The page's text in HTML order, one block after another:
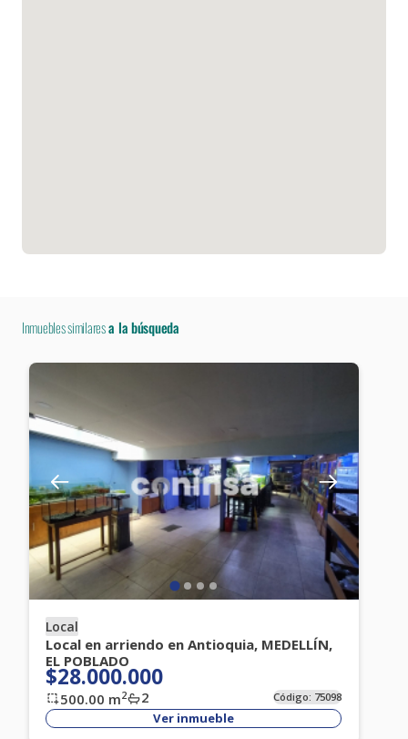
Inmuebles similaresa la búsqueda
Local
Local en arriendo en Antioquia, MEDELLÍN,
EL POBLADO
$28.000.000
500.00 m2 2 Código: 75098
Ver inmueble